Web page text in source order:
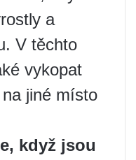
a
V těchto
vykopat
jiné místo
když jsou